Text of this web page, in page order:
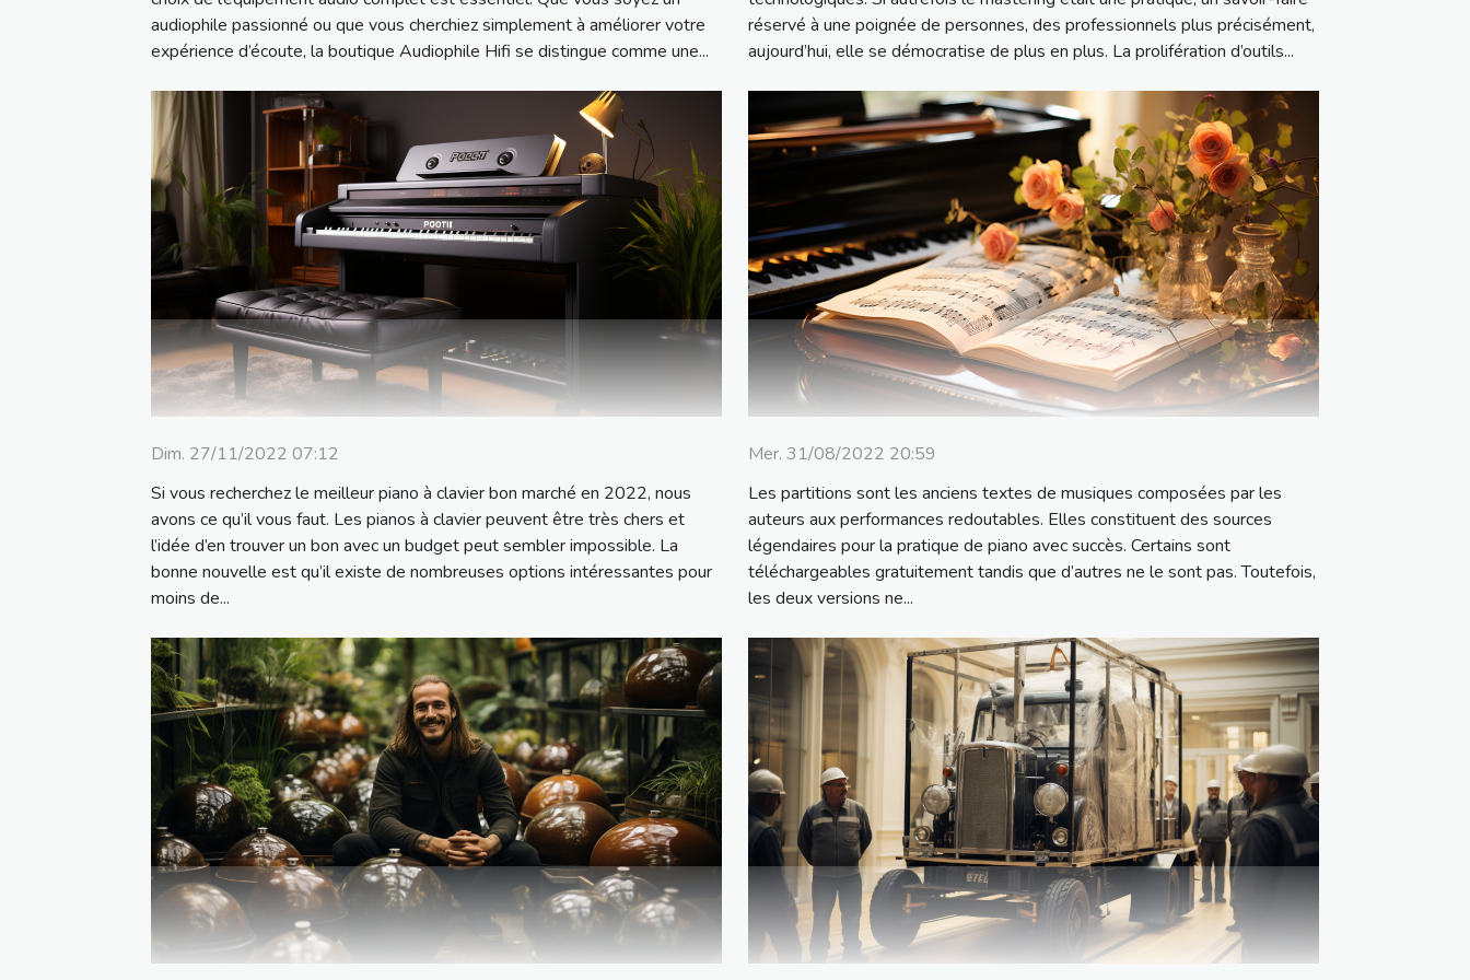
audiophile passionné ou que vous cherchiez simplement à améliorer votre
expérience d’écoute, la boutique Audiophile Hifi se distingue comme une...
réservé à une poignée de personnes, des professionnels plus précisément,
aujourd’hui, elle se démocratise de plus en plus. La prolifération d’outils...
Dim. 27/11/2022 07:12
Si vous recherchez le meilleur piano à clavier bon marché en 2022, nous
avons ce qu’il vous faut. Les pianos à clavier peuvent être très chers et
l’idée d’en trouver un bon avec un budget peut sembler impossible. La
bonne nouvelle est qu’il existe de nombreuses options intéressantes pour
moins de...
Mer. 31/08/2022 20:59
Les partitions sont les anciens textes de musiques composées par les
auteurs aux performances redoutables. Elles constituent des sources
légendaires pour la pratique de piano avec succès. Certains sont
téléchargeables gratuitement tandis que d’autres ne le sont pas. Toutefois,
les deux versions ne...